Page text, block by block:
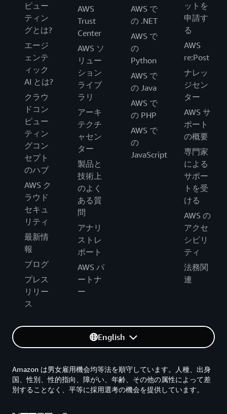
ピュー
ティン
グとは?
エージ
ェンテ
ィック
AI とは?
クラウ
ドコン
ピュー
ティン
グコン
セプト
のハブ
AWS ク
ラウド
セキュ
リティ
最新情
報
ブログ
プレス
リリー
ス
AWS
Trust
Center
AWS ソ
リュー
ション
ライブ
ラリ
アーキ
テクチ
ャセン
ター
製品と
技術上
のよく
ある質
問
アナリ
ストレ
ポート
AWS パ
ートナ
ー
AWS で
の .NET
AWS で
の
Python
AWS で
の Java
AWS で
の PHP
AWS で
の
JavaScript
ットを
申請す
る
AWS
re:Post
ナレッ
ジセン
ター
AWS サ
ポート
の概要
専門家
による
サポー
トを受
ける
AWS の
アクセ
シビリ
ティ
法務関
連
English
Amazon は男女雇用機会均等法を順守しています。人種、出身
国、性別、性的指向、障がい、年齢、その他の属性によって差
別することなく、平等に採用選考の機会を提供しています。